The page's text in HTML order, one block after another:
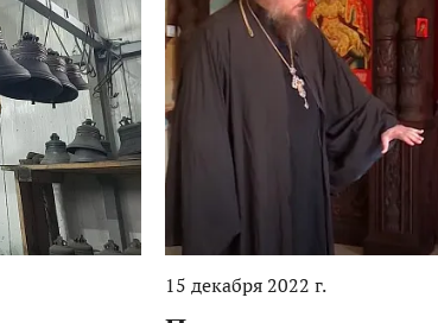
15 декабря 2022 г.